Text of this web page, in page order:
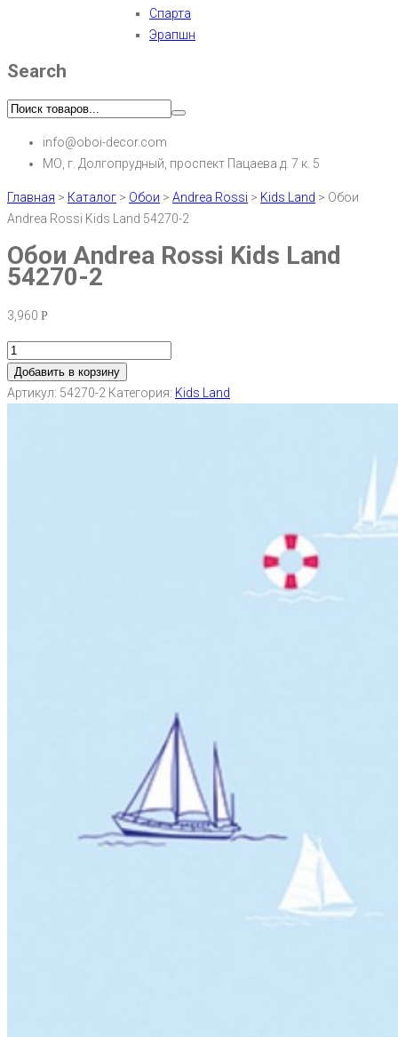
Спарта
Эрапшн
Search
info@oboi-decor.com
МО, г. Долгопрудный, проспект Пацаева д. 7 к. 5
Главная > Каталог > Обои > Andrea Rossi > Kids Land > Обои
Andrea Rossi Kids Land 54270-2
Обои Andrea Rossi Kids Land
54270-2
3,960 Р
Добавить в корзину
Артикул: 54270-2 Категория: Kids Land